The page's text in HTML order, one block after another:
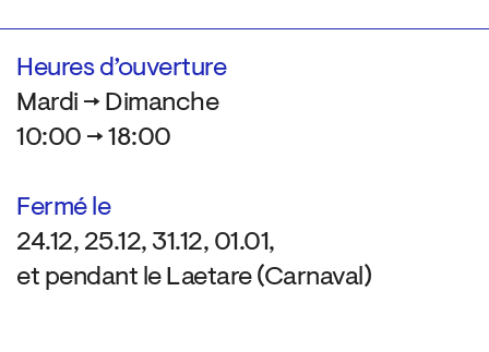
Heures d’ouverture
Mardi → Dimanche
10:00 → 18:00
Fermé le
24.12, 25.12, 31.12, 01.01,
et pendant le Laetare (Carnaval)